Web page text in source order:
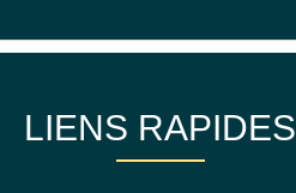
LIENS RAPIDES